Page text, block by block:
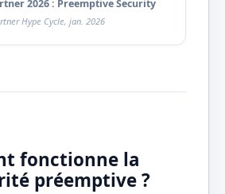
2026 : Preemptive Security
Hype Cycle, jan. 2026
fonctionne la
préemptive ?